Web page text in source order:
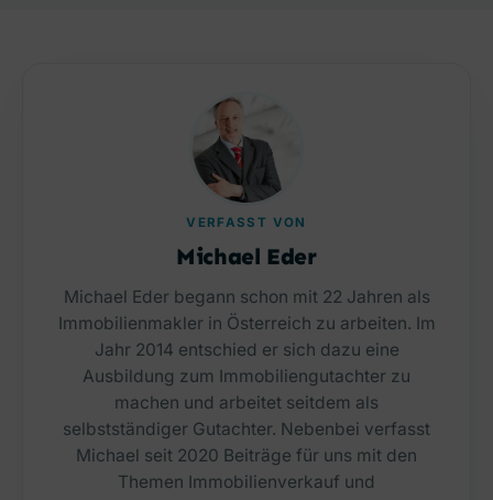
VERFASST VON
Michael Eder
Michael Eder begann schon mit 22 Jahren als
Immobilienmakler in Österreich zu arbeiten. Im
Jahr 2014 entschied er sich dazu eine
Ausbildung zum Immobiliengutachter zu
machen und arbeitet seitdem als
selbstständiger Gutachter. Nebenbei verfasst
Michael seit 2020 Beiträge für uns mit den
Themen Immobilienverkauf und